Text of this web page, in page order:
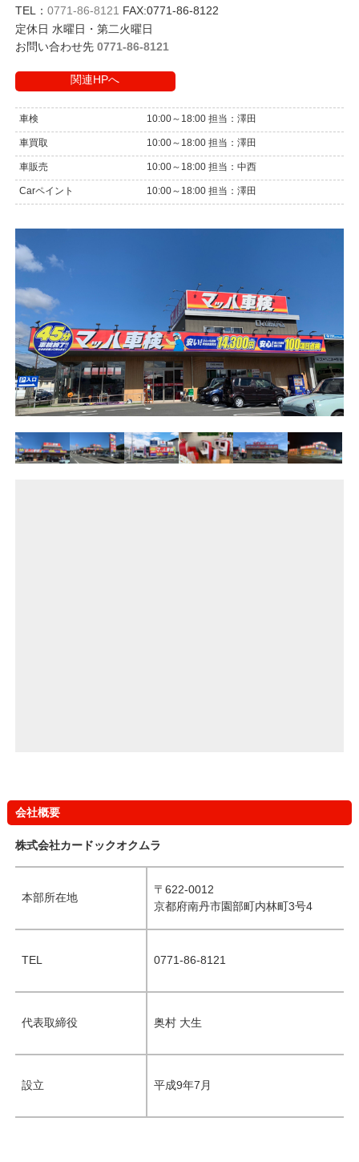
TEL： 0771-86-8121 FAX:0771-86-8122
定休日 水曜日・第二火曜日
お問い合わせ先 0771-86-8121
関連HPへ
車検 10:00～18:00 担当：澤田
車買取 10:00～18:00 担当：澤田
車販売 10:00～18:00 担当：中西
Carペイント 10:00～18:00 担当：澤田
会社概要
株式会社カードックオクムラ
本部所在地
〒622-0012
京都府南丹市園部町内林町3号4
TEL 0771-86-8121
代表取締役 奥村 大生
設立 平成9年7月